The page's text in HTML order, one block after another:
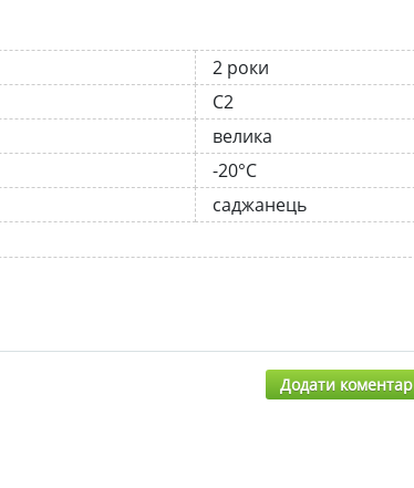
2 роки
С2
велика
-20°C
саджанець
Додати коментар